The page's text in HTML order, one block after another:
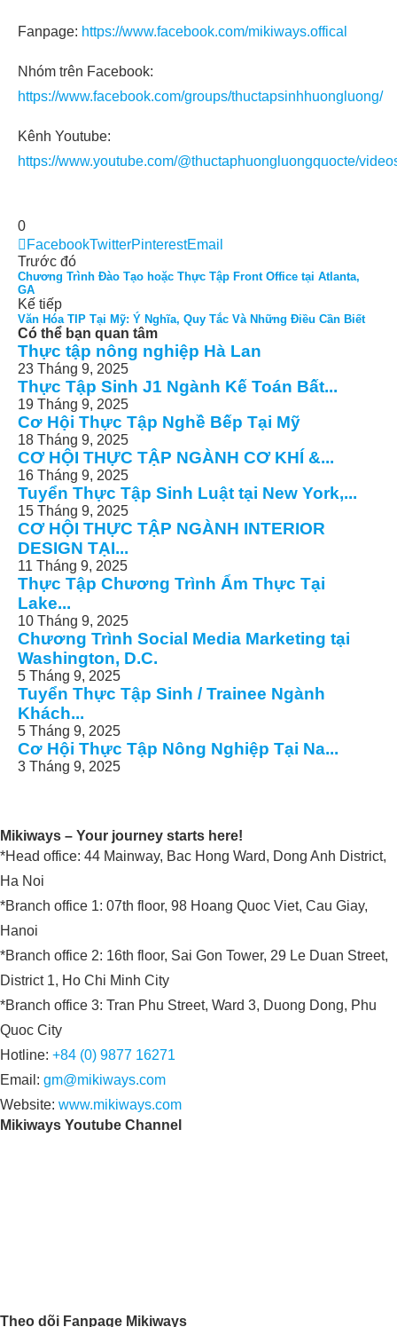
Fanpage: https://www.facebook.com/mikiways.offical
Nhóm trên Facebook:
https://www.facebook.com/groups/thuctapsinhhuongluong/
Kênh Youtube:
https://www.youtube.com/@thuctaphuongluongquocte/
0
FacebookTwitterPinterestEmail
Trước đó
Chương Trình Đào Tạo hoặc Thực Tập Front Office tại Atlanta,
GA
Kế tiếp
Văn Hóa TIP Tại Mỹ: Ý Nghĩa, Quy Tắc Và Những Điều Cần Biết
Có thể bạn quan tâm
Thực tập nông nghiệp Hà Lan
23 Tháng 9, 2025
Thực Tập Sinh J1 Ngành Kế Toán Bất...
19 Tháng 9, 2025
Cơ Hội Thực Tập Nghề Bếp Tại Mỹ
18 Tháng 9, 2025
CƠ HỘI THỰC TẬP NGÀNH CƠ KHÍ &...
16 Tháng 9, 2025
Tuyển Thực Tập Sinh Luật tại New York,...
15 Tháng 9, 2025
CƠ HỘI THỰC TẬP NGÀNH INTERIOR
DESIGN TẠI...
11 Tháng 9, 2025
Thực Tập Chương Trình Ẩm Thực Tại
Lake...
10 Tháng 9, 2025
Chương Trình Social Media Marketing tại
Washington, D.C.
5 Tháng 9, 2025
Tuyển Thực Tập Sinh / Trainee Ngành
Khách...
5 Tháng 9, 2025
Cơ Hội Thực Tập Nông Nghiệp Tại Na...
3 Tháng 9, 2025
Mikiways – Your journey starts here!
*Head office: 44 Mainway, Bac Hong Ward, Dong Anh District,
Ha Noi
*Branch office 1: 07th floor, 98 Hoang Quoc Viet, Cau Giay,
Hanoi
*Branch office 2: 16th floor, Sai Gon Tower, 29 Le Duan Street,
District 1, Ho Chi Minh City
*Branch office 3: Tran Phu Street, Ward 3, Duong Dong, Phu
Quoc City
Hotline: +84 (0) 9877 16271
Email: gm@mikiways.com
Website: www.mikiways.com
Mikiways Youtube Channel
Theo dõi Fanpage Mikiways